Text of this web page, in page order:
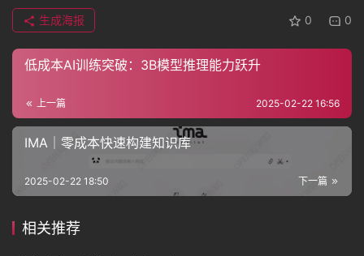
免
费
0 0
生成海报
低成本AI训练突破：3B模型推理能力跃升
上一篇 2025-02-22 16:56
IMA｜零成本快速构建知识库
下一篇
2025-02-22 18:50
相关推荐